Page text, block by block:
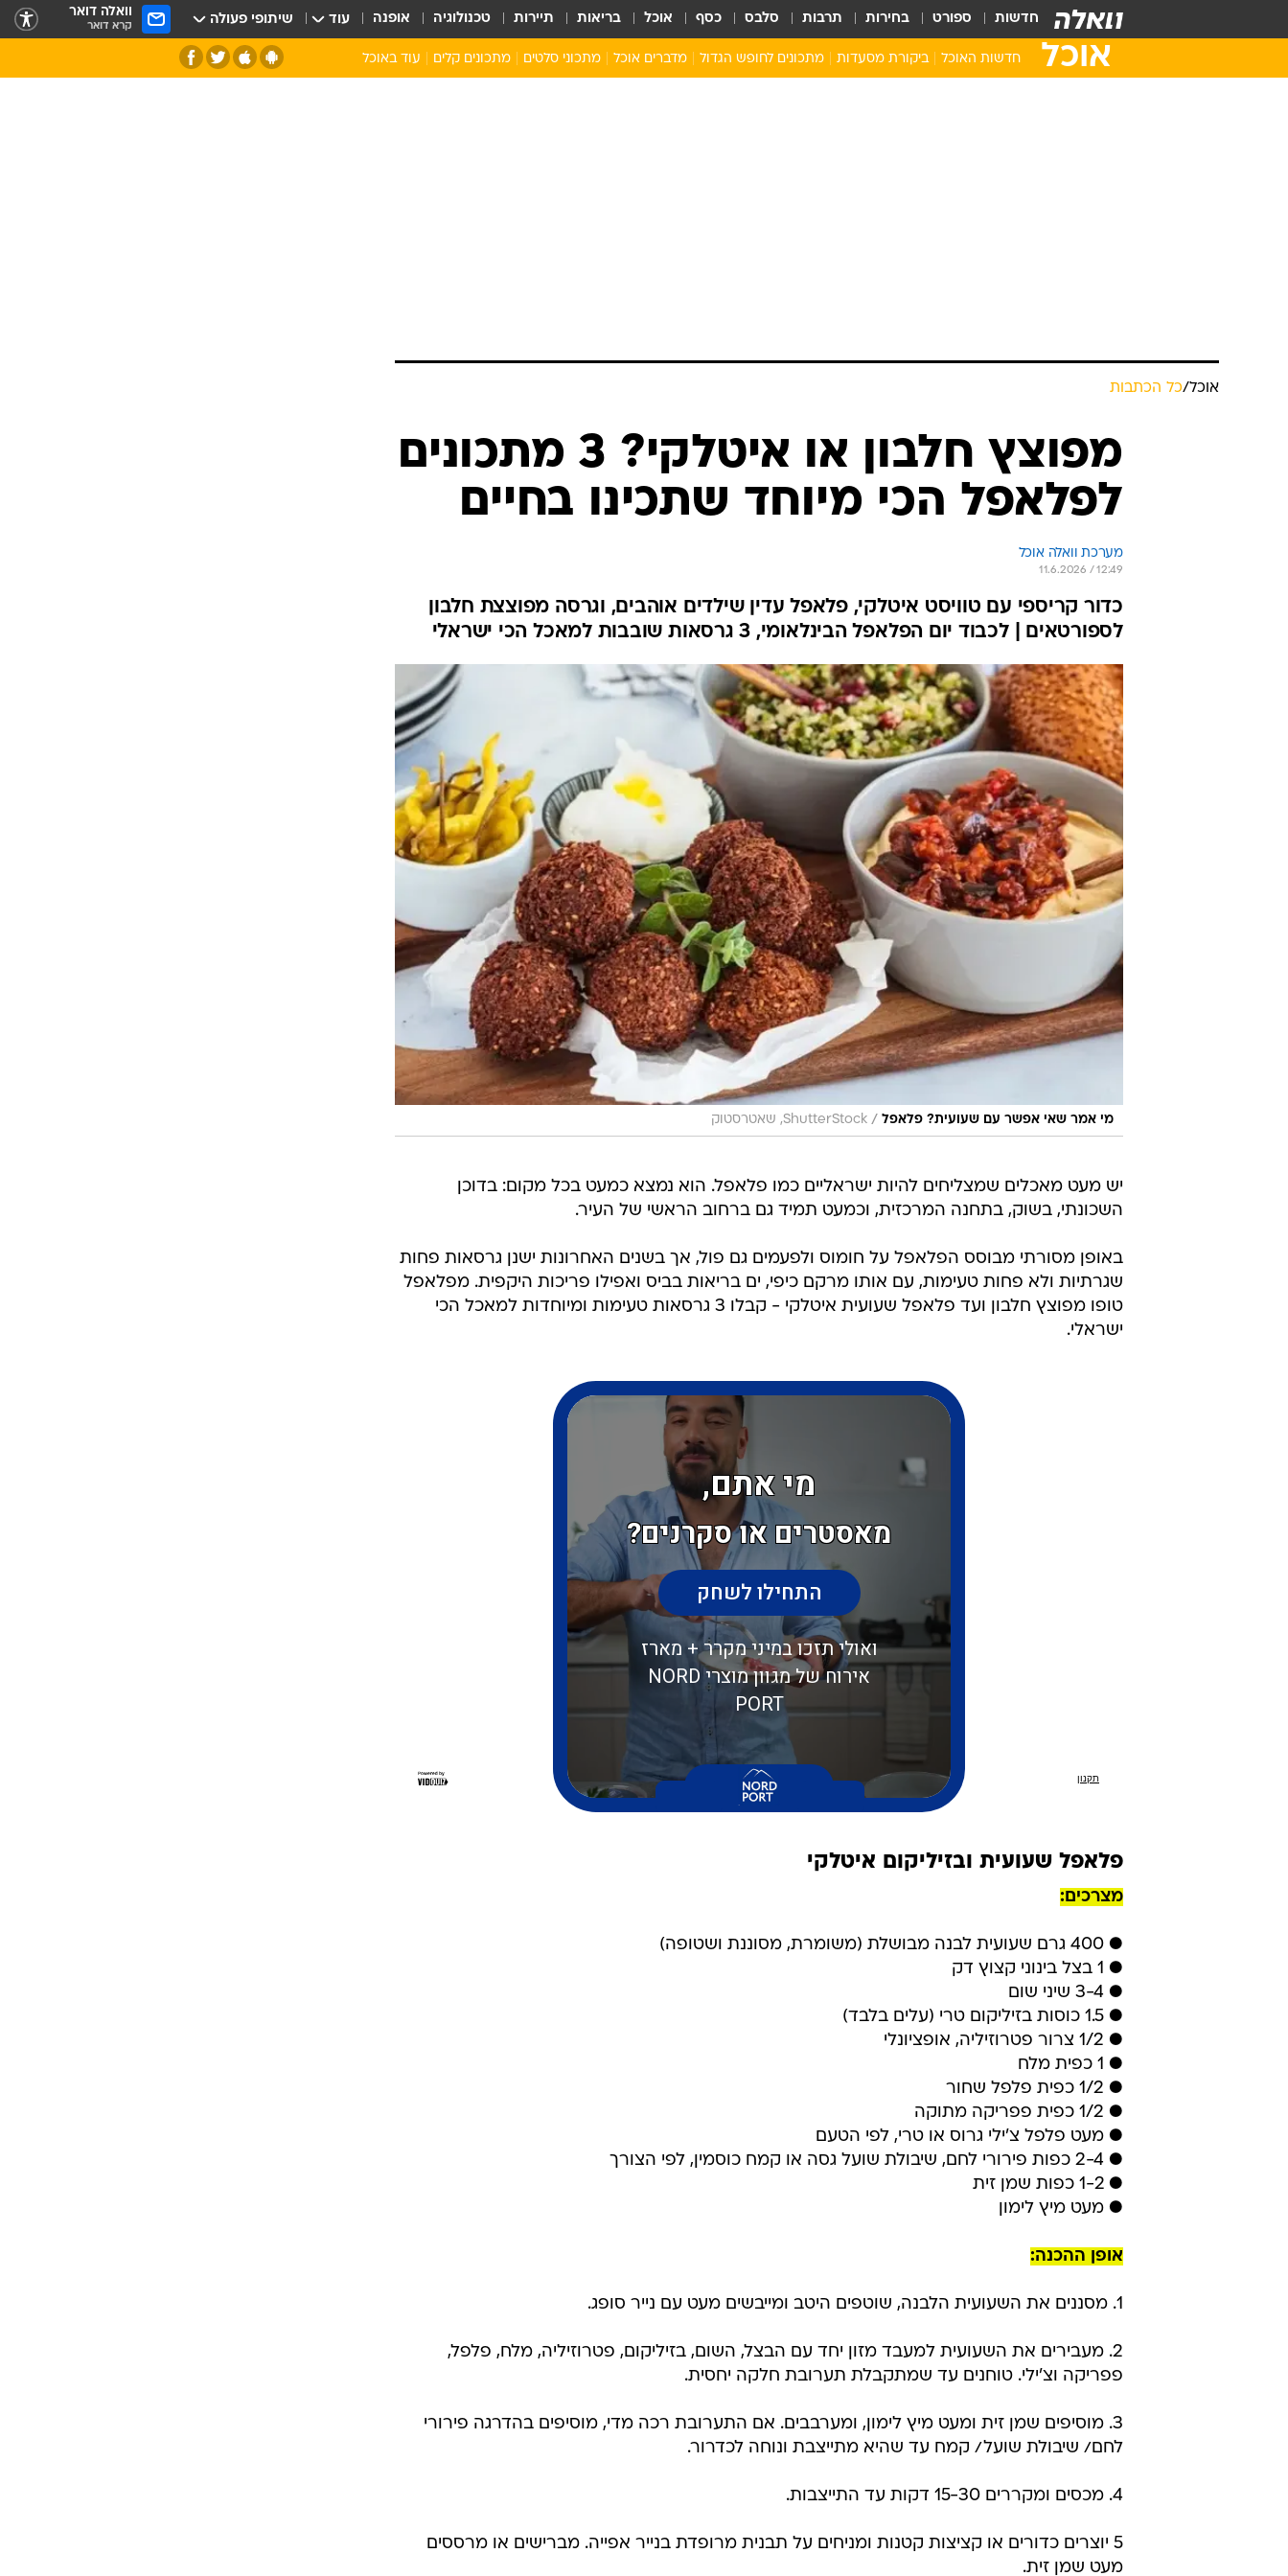
חדשות ספורט בחירות תרבות סלבס כסף אוכל בריאות תיירות טכנולוגיה אופנה עוד שיתופי פעולה וואלה דואר
קרא דואר
אוכל חדשות האוכל ביקורת מסעדות מתכונים לחופש הגדול מדברים אוכל מתכוני סלטים מתכונים קלים עוד באוכל
אוכל/כל הכתבות
מפוצץ חלבון או איטלקי? 3 מתכונים
לפלאפל הכי מיוחד שתכינו בחיים
מערכת וואלה אוכל
11.6.2026 / 12:49
כדור קריספי עם טוויסט איטלקי, פלאפל עדין שילדים אוהבים, וגרסה מפוצצת חלבון
לספורטאים | לכבוד יום הפלאפל הבינלאומי, 3 גרסאות שובבות למאכל הכי ישראלי
מי אמר שאי אפשר עם שעועית? פלאפל / ShutterStock, שאטרסטוק
יש מעט מאכלים שמצליחים להיות ישראליים כמו פלאפל. הוא נמצא כמעט בכל מקום: בדוכן
השכונתי, בשוק, בתחנה המרכזית, וכמעט תמיד גם ברחוב הראשי של העיר.
באופן מסורתי מבוסס הפלאפל על חומוס ולפעמים גם פול, אך בשנים האחרונות ישנן גרסאות פחות
שגרתיות ולא פחות טעימות, עם אותו מרקם כיפי, ים בריאות בביס ואפילו פריכות היקפית. מפלאפל
טופו מפוצץ חלבון ועד פלאפל שעועית איטלקי - קבלו 3 גרסאות טעימות ומיוחדות למאכל הכי
ישראלי.
פלאפל שעועית ובזיליקום איטלקי
מצרכים:
● 400 גרם שעועית לבנה מבושלת (משומרת, מסוננת ושטופה)
● 1 בצל בינוני קצוץ דק
● 3-4 שיני שום
● 1.5 כוסות בזיליקום טרי (עלים בלבד)
● 1/2 צרור פטרוזיליה, אופציונלי
● 1 כפית מלח
● 1/2 כפית פלפל שחור
● 1/2 כפית פפריקה מתוקה
● מעט פלפל צ'ילי גרוס או טרי, לפי הטעם
● 2-4 כפות פירורי לחם, שיבולת שועל גסה או קמח כוסמין, לפי הצורך
● 1-2 כפות שמן זית
● מעט מיץ לימון
אופן ההכנה:
1. מסננים את השעועית הלבנה, שוטפים היטב ומייבשים מעט עם נייר סופג.
2. מעבירים את השעועית למעבד מזון יחד עם הבצל, השום, בזיליקום, פטרוזיליה, מלח, פלפל,
פפריקה וצ'ילי. טוחנים עד שמתקבלת תערובת חלקה יחסית.
3. מוסיפים שמן זית ומעט מיץ לימון, ומערבבים. אם התערובת רכה מדי, מוסיפים בהדרגה פירורי
לחם/ שיבולת שועל/ קמח עד שהיא מתייצבת ונוחה לכדרור.
4. מכסים ומקררים 15-30 דקות עד התייצבות.
5 יוצרים כדורים או קציצות קטנות ומניחים על תבנית מרופדת בנייר אפייה. מברישים או מרססים
מעט שמן זית.